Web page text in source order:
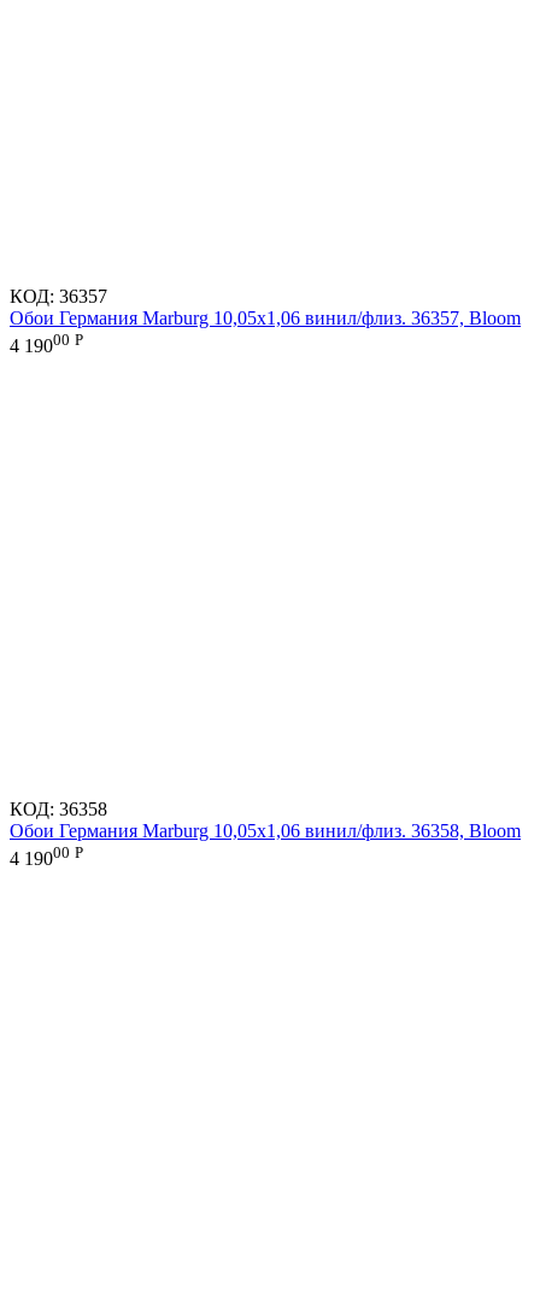
КОД: 36357
Обои Германия Marburg 10,05x1,06 винил/флиз. 36357, Bloom
4 19000 Р
КОД: 36358
Обои Германия Marburg 10,05x1,06 винил/флиз. 36358, Bloom
4 19000 Р